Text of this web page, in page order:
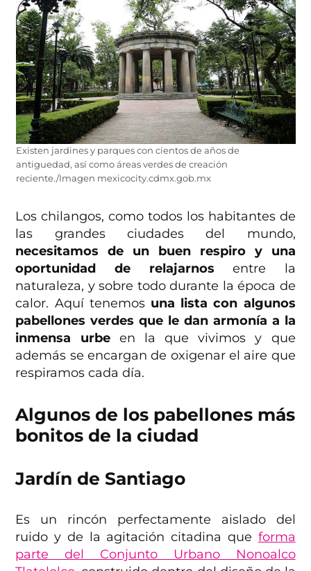
Existen jardines y parques con cientos de años de
antiguedad, así como áreas verdes de creación
reciente./Imagen mexicocity.cdmx.gob.mx
Los chilangos, como todos los habitantes de
las grandes ciudades del mundo,
necesitamos de un buen respiro y una
oportunidad de relajarnos entre la
naturaleza, y sobre todo durante la época de
calor. Aquí tenemos una lista con algunos
pabellones verdes que le dan armonía a la
inmensa urbeen la que vivimos y que
además se encargan de oxigenar el aire que
respiramos cada día.
Algunos de los pabellones más
bonitos de la ciudad
Jardín de Santiago
Es un rincón perfectamente aislado del
ruido y de la agitación citadina que forma
parte del Conjunto Urbano Nonoalco